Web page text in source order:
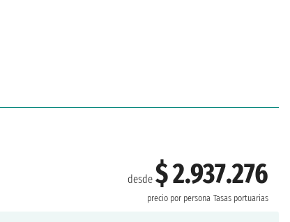
desde$ 2.937.276
precio por persona Tasas portuarias